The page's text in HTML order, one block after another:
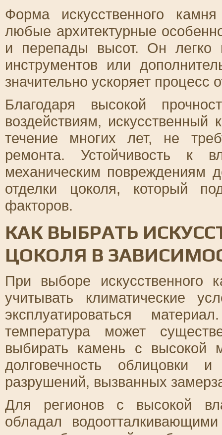
Форма искусственного
любые архитектурные
и перепады высот. Он легко
инструментов или
значительно ускоряет процесс
Благодаря высокой
воздействиям, искусственный
течение многих лет, не
ремонта. Устойчивость к
механическим повреждениям
отделки цоколя, который
факторов.
КАК ВЫБРАТЬ
ЦОКОЛЯ В
При выборе искусственного
учитывать климатические
эксплуатироваться
температура может
выбирать камень с высокой
долговечность облицовки
разрушений, вызванных
Для регионов с высокой
обладал